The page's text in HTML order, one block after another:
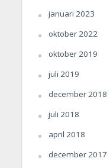
januari 2023
oktober 2022
oktober 2019
juli 2019
december 2018
juli 2018
april 2018
december 2017